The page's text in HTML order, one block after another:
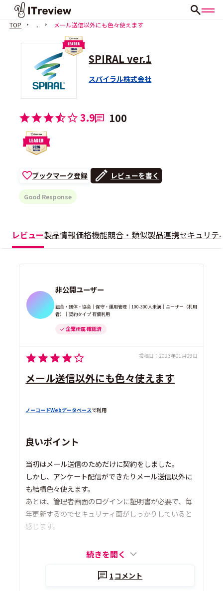
TOP ... メール送信以外にも色々使えます
SPIRAL ver.1
スパイラル株式会社
3.9 100
ブックマーク登録 レビューを書く
Good Response
レビュー製品情報価格機能競合・類似製品連携セキュリテ
非公開ユーザー
組合・団体・協会｜保守・運用管理｜100-300人未満｜ユーザー（利用
者）｜契約タイプ 有償利用
企業所属 確認済
投稿日： 2023年01月09日
メール送信以外にも色々使えます
ノーコードWebデータベースで利用
良いポイント
当初はメール送信のためだけに契約をしました。
しかし、アンケート配信ができたりメール送信以外に
も結構色々使えます。
あとは、管理者画面のログインに証明書が必要で、毎
年更新するのでセキュリティ面がしっかりしていると
感じます。
続きを開く
1 コメント